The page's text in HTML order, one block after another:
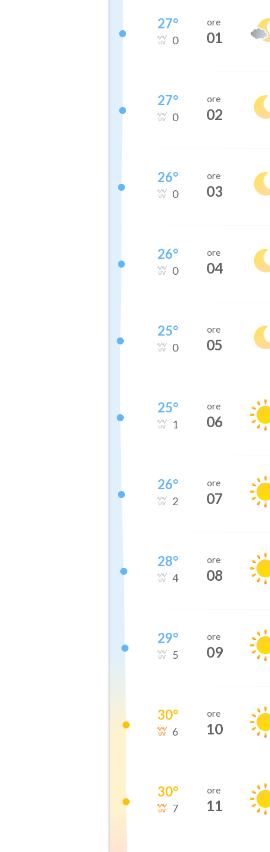
27°
0
ore
01
27°
0
ore
02
26°
0
ore
03
26°
0
ore
04
25°
0
ore
05
25°
1
ore
06
26°
2
ore
07
28°
4
ore
08
29°
5
ore
09
30°
6
ore
10
30°
7
ore
11